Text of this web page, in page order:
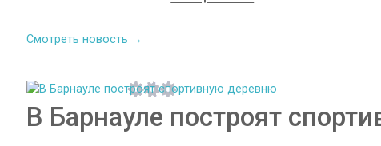
Смотреть новость →
В Барнауле построят